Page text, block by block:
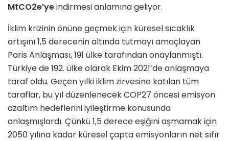
MtCO2e’yeindirmesi anlamına geliyor.
İklim krizinin önüne geçmek için küresel sıcaklık
artışını 1,5 derecenin altında tutmayı amaçlayan
Paris Anlaşması, 191 ülke tarafından onaylanmıştı.
Türkiye de 192. ülke olarak Ekim 2021’de anlaşmaya
taraf oldu. Geçen yılki iklim zirvesine katılan tüm
taraflar, bu yıl düzenlenecek COP27 öncesi emisyon
azaltım hedeflerini iyileştirme konusunda
anlaşmışlardı. Çünkü 1,5 derece eşiğini aşmamak için
2050 yılına kadar küresel çapta emisyonların net sıfır